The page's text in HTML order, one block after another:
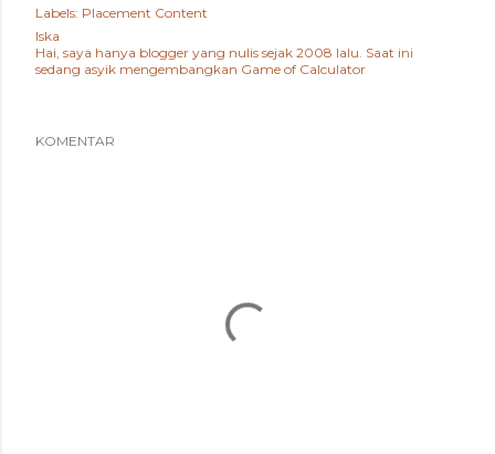
Labels: Placement Content
Iska
Hai, saya hanya blogger yang nulis sejak 2008 lalu. Saat ini
sedang asyik mengembangkan Game of Calculator
KOMENTAR